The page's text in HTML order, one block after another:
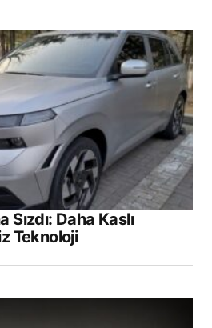
Daha Kaslı
Teknoloji